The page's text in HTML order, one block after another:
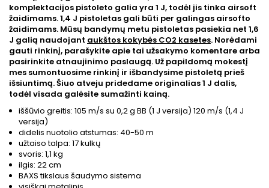
komplektacijos pistoleto galia yra 1 J, todėl jis tinka airsoft
žaidimams. 1,4 J pistoletas gali būti per galingas airsofto
žaidimams. Mūsų bandymų metu pistoletas pasiekia net 1,6
J galią naudojant aukštos kokybės CO2 kasetes. Norėdami
gauti rinkinį, parašykite apie tai užsakymo komentare arba
pasirinkite atnaujinimo paslaugą. Už papildomą mokestį
mes sumontuosime rinkinį ir išbandysime pistoletą prieš
išsiuntimą. Šiuo atveju pridedame originalias 1 J dalis,
todėl visada galėsite sumažinti kainą.
iššūvio greitis: 105 m/s su 0,2 g BB (1 J versija) 120 m/s (1,4 J
versija)
didelis nuotolio atstumas: 40-50 m
užtaiso talpa: 17 kulkų
svoris: 1,1 kg
ilgis: 22 cm
BAXS tikslaus šaudymo sistema